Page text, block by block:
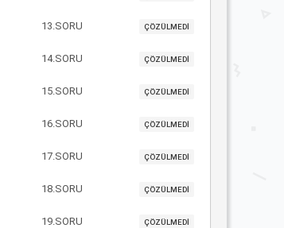
13.SORU ÇÖZÜLMEDİ
14.SORU ÇÖZÜLMEDİ
15.SORU ÇÖZÜLMEDİ
16.SORU ÇÖZÜLMEDİ
17.SORU ÇÖZÜLMEDİ
18.SORU ÇÖZÜLMEDİ
19.SORU ÇÖZÜLMEDİ